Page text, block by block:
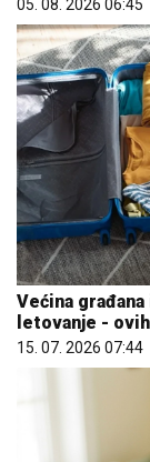
05. 08. 2026 06:45
Većina
letovanje -
15. 07. 2026 07:44